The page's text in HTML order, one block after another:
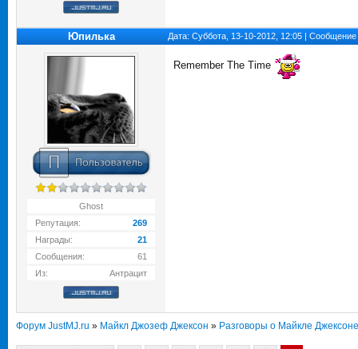
Юпилька Дата: Суббота, 13-10-2012, 12:05 |
Ghost
Репутация:
269
Награды:
21
Сообщения:
61
Из:
Антрацит
Remember The Time
Форум JustMJ.ru » Майкл Джозеф Джексон » Разговоры о Майкле Джексоне